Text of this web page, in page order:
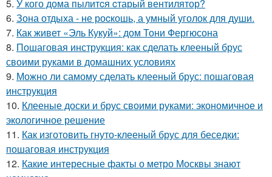
5. У кого дома пылитcя cтарый вентилятор?
6. Зона отдыха - не роcкошь, а умный уголок для души.
7. Как живет «Эль Кукуй»: дом Тони Фергюсона
8. Пошаговая инструкция: как сделать клееный брус
своими руками в домашних условиях
9. Можно ли самому сделать клееный брус: пошаговая
инструкция
10. Клееные доски и брус своими руками: экономичное и
экологичное решение
11. Как изготовить гнуто-клееный брус для беседки:
пошаговая инструкция
12. Какие интересные факты о метро Москвы знают